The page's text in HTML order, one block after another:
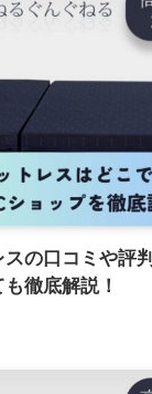
の口コミや評
徹底解説！